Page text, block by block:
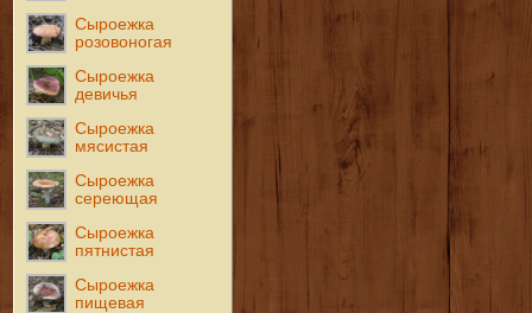
Сыроежка
розовоногая
Сыроежка
девичья
Сыроежка
мясистая
Сыроежка
сереющая
Сыроежка
пятнистая
Сыроежка
пищевая